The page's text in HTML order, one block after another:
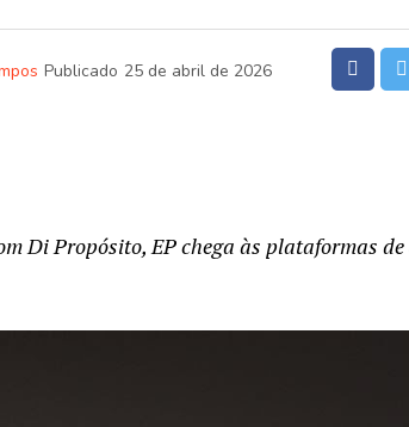
Publicado 25 de abril de 2026
Di Propósito, EP chega às plataformas